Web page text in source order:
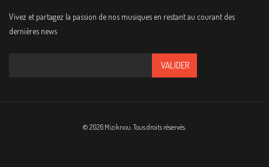
Vivez et partagez la passion de nos musiques en restant au courant des
dernières news
© 2026 Miziknou. Tous droits réservés.